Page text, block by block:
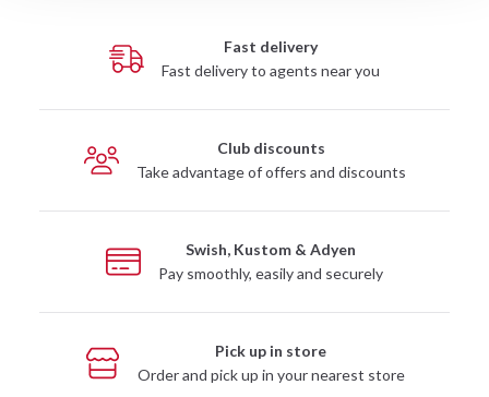
Fast delivery
Fast delivery to agents near you
Club discounts
Take advantage of offers and discounts
Swish, Kustom & Adyen
Pay smoothly, easily and securely
Pick up in store
Order and pick up in your nearest store